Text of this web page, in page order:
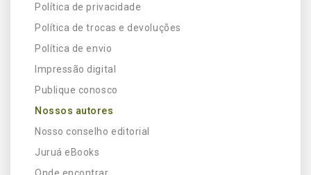
Política de privacidade
Política de trocas e devoluções
Política de envio
Impressão digital
Publique conosco
Nossos autores
Nosso conselho editorial
Juruá eBooks